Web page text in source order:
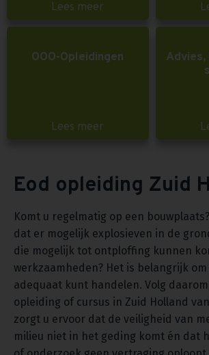
Lees meer
OOO-Opleidingen
Lees meer
Advies,
Eod opleiding Zuid
Komt u regelmatig op een
dat er mogelijk explosieven in de
die mogelijk tot ontploffing kunnen
werkzaamheden? Het is belangrijk
adequaat kunt handelen. Volg daarom
opleiding of cursus in Zuid Holland van
zorgt u ervoor dat de veiligheid van
milieu niet in het geding komt én dat